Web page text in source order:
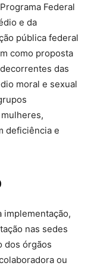
Federal
e da
pública federal
como proposta
das
moral e sexual
deficiência e
implementação,
nas sedes
dos órgãos
ou